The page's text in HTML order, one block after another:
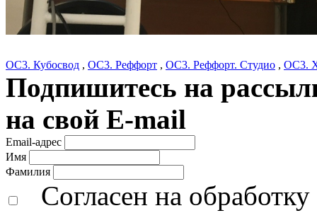
ОС3. Кубосвод , ОС3. Реффорт , ОС3. Реффорт. Студио , ОС3.
Подпишитесь на
на свой E-mail
Email-адрес
Имя
Фамилия
Согласен на